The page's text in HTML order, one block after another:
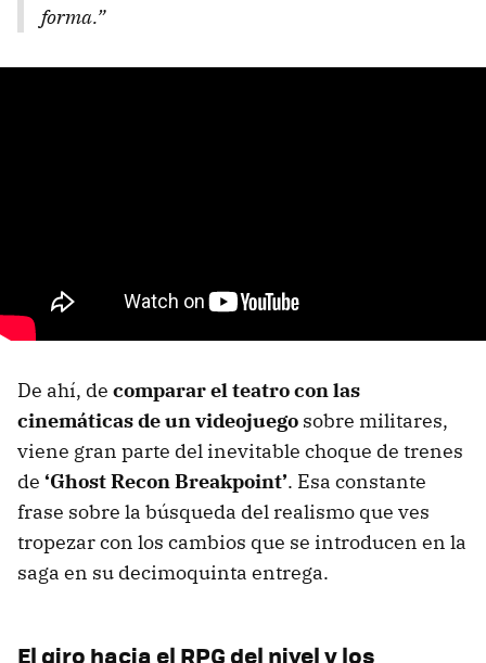
forma.”
De ahí, de comparar el teatro con las
cinemáticas de un videojuego sobre militares,
viene gran parte del inevitable choque de trenes
de ‘Ghost Recon Breakpoint’. Esa constante
frase sobre la búsqueda del realismo que ves
tropezar con los cambios que se introducen en la
saga en su decimoquinta entrega.
El giro hacia el RPG del nivel y los